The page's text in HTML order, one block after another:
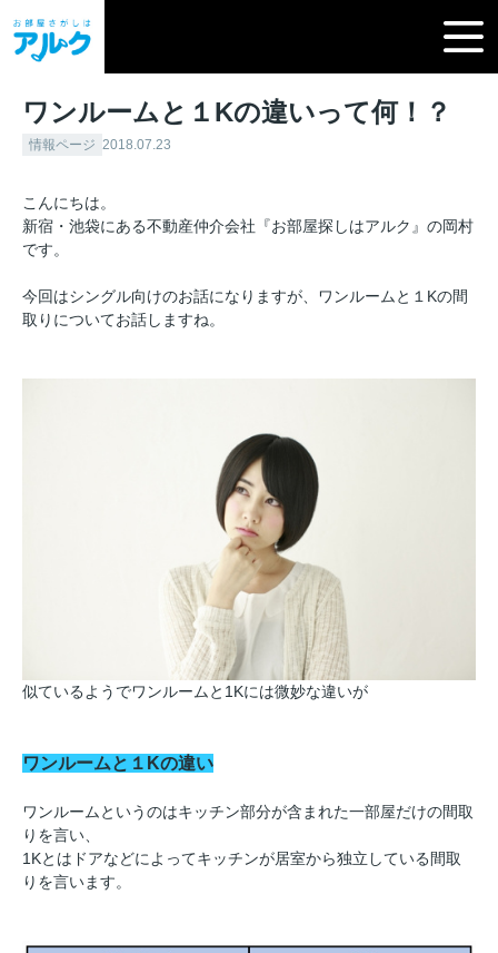
ワンルームと１Kの違いって何！？
情報ページ 2018.07.23
こんにちは。
新宿・池袋にある不動産仲介会社『お部屋探しはアルク』の岡村
です。
今回はシングル向けのお話になりますが、ワンルームと１Kの間
取りについてお話しますね。
似ているようでワンルームと1Kには微妙な違いが
ワンルームと１Kの違い
ワンルームというのはキッチン部分が含まれた一部屋だけの間取
りを言い、
1Kとはドアなどによってキッチンが居室から独立している間取
りを言います。